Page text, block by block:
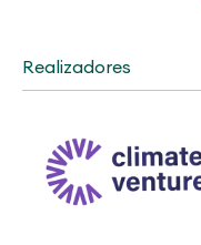
Realizadores